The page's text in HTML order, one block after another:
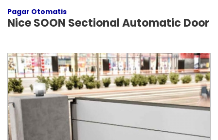
Pagar Otomatis
Nice SOON Sectional Automatic Door